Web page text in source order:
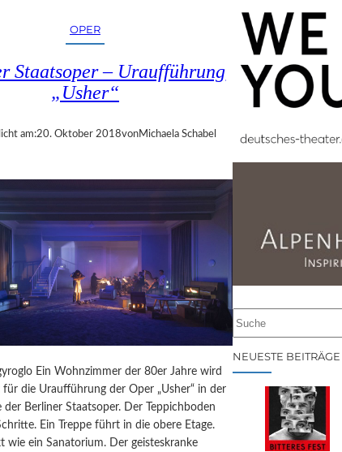
OPER
Staatsoper – Uraufführung
„Usher“
am:20. Oktober 2018vonMichaela Schabel
Ein Wohnzimmer der 80er Jahre wird
die Uraufführung der Oper „Usher“ in der
der Berliner Staatsoper. Der Teppichboden
Ein Treppe führt in die obere Etage.
wie ein Sanatorium. Der geisteskranke
S
u
c
h
NEUESTE BEITRÄGE